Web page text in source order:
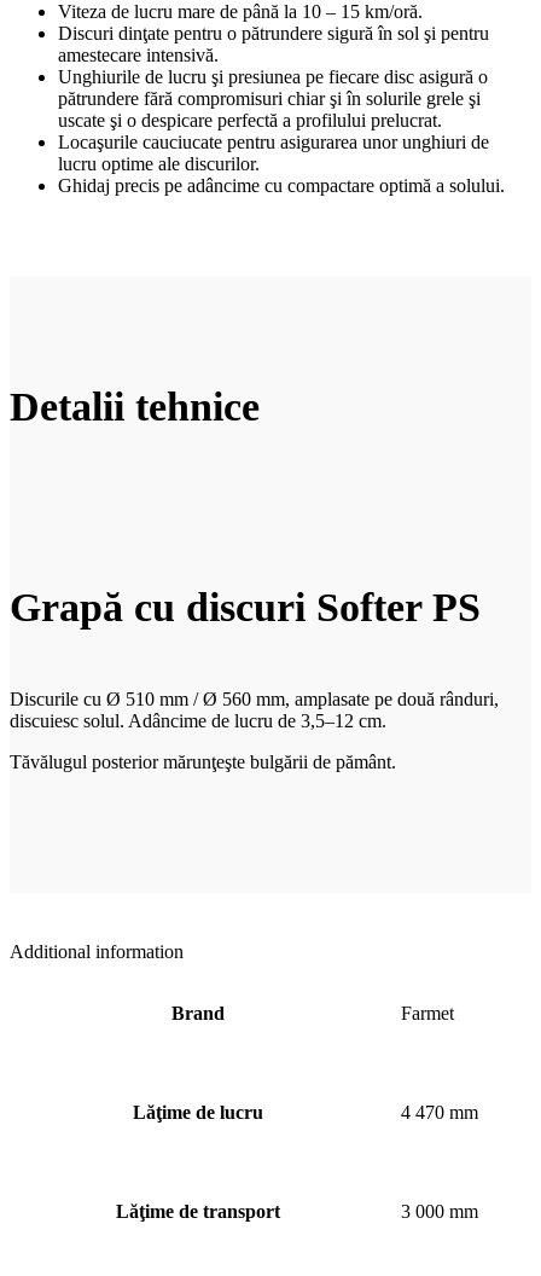
Viteza de lucru mare de până la 10 – 15 km/oră.
Discuri dinţate pentru o pătrundere sigură în sol şi pentru
amestecare intensivă.
Unghiurile de lucru şi presiunea pe fiecare disc asigură o
pătrundere fără compromisuri chiar şi în solurile grele şi
uscate şi o despicare perfectă a profilului prelucrat.
Locaşurile cauciucate pentru asigurarea unor unghiuri de
lucru optime ale discurilor.
Ghidaj precis pe adâncime cu compactare optimă a solului.
Detalii tehnice
Grapă cu discuri Softer PS
Discurile cu Ø 510 mm / Ø 560 mm, amplasate pe două rânduri,
discuiesc solul. Adâncime de lucru de 3,5–12 cm.
Tăvălugul posterior mărunţeşte bulgării de pământ.
Additional information
Brand Farmet
Lăţime de lucru 4 470 mm
Lăţime de transport 3 000 mm